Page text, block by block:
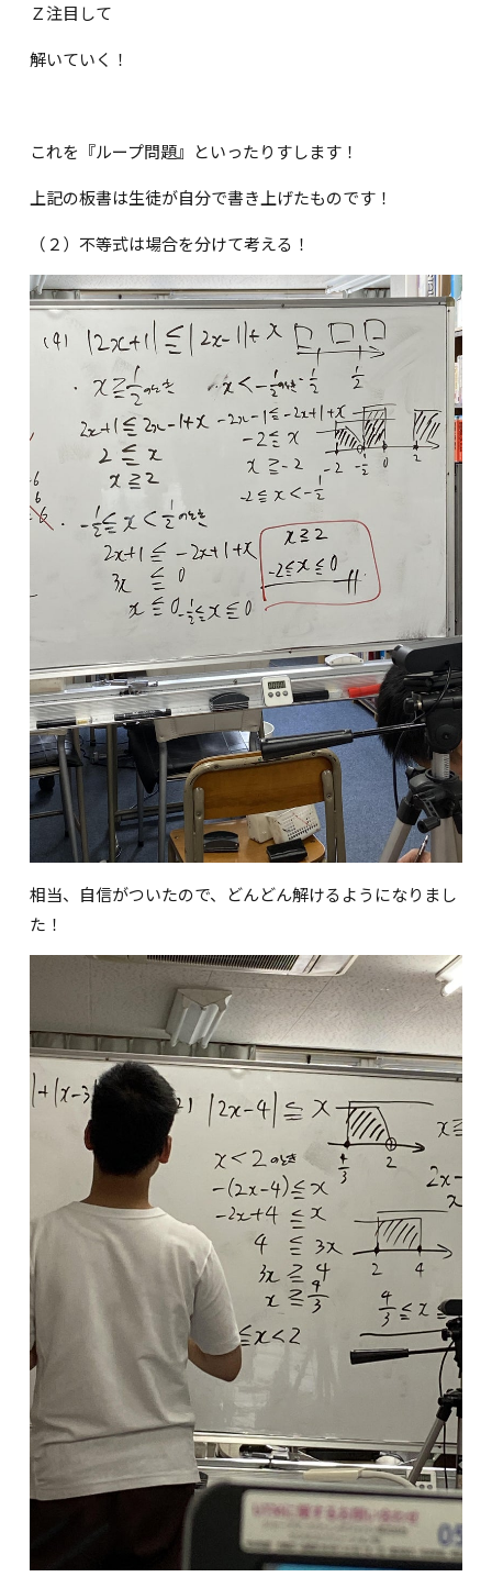
Ｚ注目して
解いていく！
これを『ループ問題』といったりすします！
上記の板書は生徒が自分で書き上げたものです！
（２）不等式は場合を分けて考える！
相当、自信がついたので、どんどん解けるようになりまし
た！